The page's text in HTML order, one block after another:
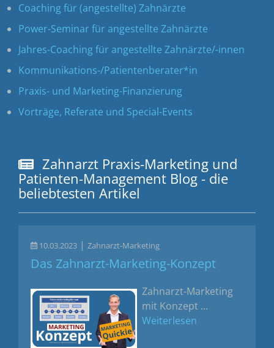
Coaching für (angestellte) Zahnärzte
Power-Seminar für angestellte Zahnärzte
Jahres-Coaching für angestellte Zahnärzte/-innen
Kommunikations-/Patientenberater*in
Praxis- und Marketing-Finanzierung
Vorträge, Referate und Special-Events
Zahnarzt Praxis-Marketing und
Patienten-Management Blog - die
beliebtesten Artikel
10.03.2023 |Zahnarzt-Marketing
Das Zahnarzt-Marketing-Konzept
Zahnarzt-Marketing
mit Konzept ...
Weiterlesen